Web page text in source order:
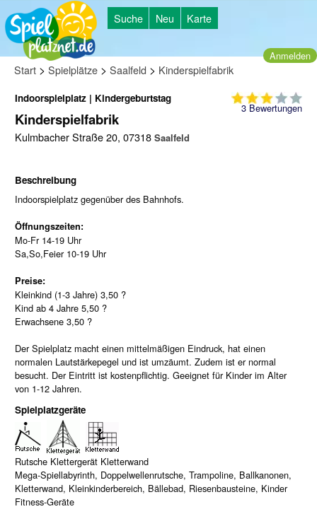
Suche Neu Karte
Anmelden
Start > Spielplätze > Saalfeld > Kinderspielfabrik
3Bewertungen
Indoorspielplatz | Kindergeburtstag
Kinderspielfabrik
Kulmbacher Straße 20, 07318 Saalfeld
Beschreibung
Indoorspielplatz gegenüber des Bahnhofs.
Öffnungszeiten:
Mo-Fr 14-19 Uhr
Sa,So,Feier 10-19 Uhr
Preise:
Kleinkind (1-3 Jahre) 3,50 ?
Kind ab 4 Jahre 5,50 ?
Erwachsene 3,50 ?
Der Spielplatz macht einen mittelmäßigen Eindruck, hat einen
normalen Lautstärkepegel und ist umzäumt. Zudem ist er normal
besucht. Der Eintritt ist kostenpflichtig. Geeignet für Kinder im Alter
von 1-12 Jahren.
Spielplatzgeräte
Rutsche Klettergerät Kletterwand
Mega-Spiellabyrinth, Doppelwellenrutsche, Trampoline, Ballkanonen,
Kletterwand, Kleinkinderbereich, Bällebad, Riesenbausteine, Kinder
Fitness-Geräte